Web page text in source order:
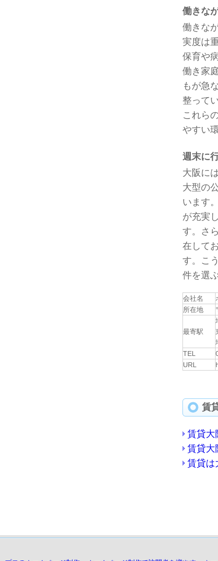
働きな
働きな
実度は
保育や
働き家
もが急
整って
これら
やすい
週末に
大阪に
大型の
います
が充実
す。さ
在して
す。こ
件を選
会社名
所在地
最寄駅
TEL
URL
賃
賃貸大
賃貸大
賃貸は